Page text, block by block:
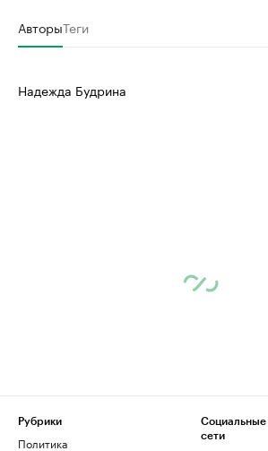
АвторыТеги
Надежда Будрина
Рубрики
Политика
Социальные
сети